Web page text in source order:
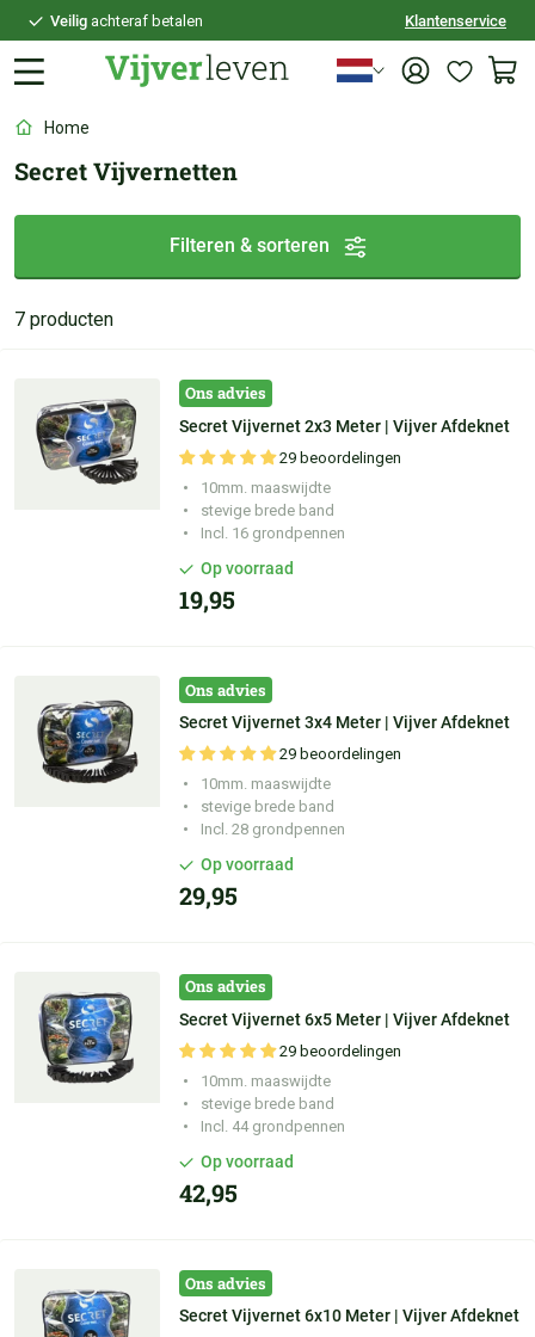
Veilig achteraf betalen
Persoonlijkadvies
Klantenservice
Home
Secret Vijvernetten
Filteren & sorteren
7 producten
Ons advies
Secret Vijvernet 2x3 Meter | Vijver Afdeknet
29 beoordelingen
10mm. maaswijdte
stevige brede band
Incl. 16 grondpennen
Op voorraad
19,95
Ons advies
Secret Vijvernet 3x4 Meter | Vijver Afdeknet
29 beoordelingen
10mm. maaswijdte
stevige brede band
Incl. 28 grondpennen
Op voorraad
29,95
Ons advies
Secret Vijvernet 6x5 Meter | Vijver Afdeknet
29 beoordelingen
10mm. maaswijdte
stevige brede band
Incl. 44 grondpennen
Op voorraad
42,95
Ons advies
Secret Vijvernet 6x10 Meter | Vijver Afdeknet